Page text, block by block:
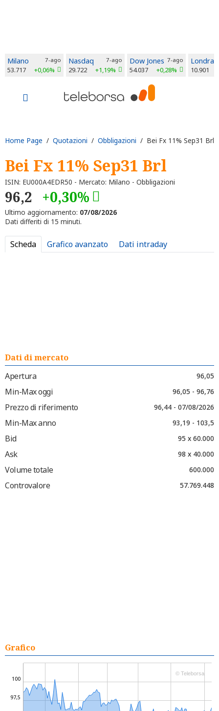
Milano 7-ago
53.717 +0,06%
Nasdaq 7-ago
29.722 +1,19%
Dow Jones 7-ago
54.037 +0,28%
Londra
10.901
Home Page / Quotazioni / Obbligazioni / Bei Fx 11% Sep31 Brl
Bei Fx 11% Sep31 Brl
ISIN: EU000A4EDR50 - Mercato: Milano - Obbligazioni
96,2 +0,30%
Ultimo aggiornamento: 07/08/2026
Dati differiti di 15 minuti.
Scheda Grafico avanzato Dati intraday
Dati di mercato
Apertura
96,05
Min-Max oggi 96,05 - 96,76
Prezzo di riferimento 96,44 - 07/08/2026
Min-Max anno 93,19 - 103,5
Bid 95 x 60.000
Ask 98 x 40.000
Volume totale 600.000
Controvalore 57.769.448
Grafico
97,5
100
© Teleborsa